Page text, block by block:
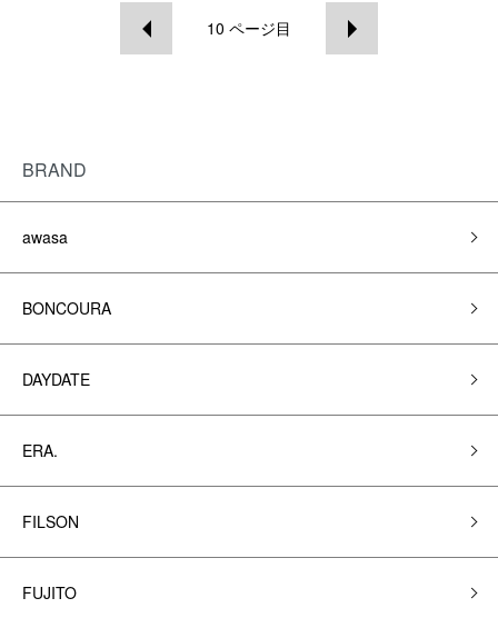
10 ページ目
BRAND
awasa
BONCOURA
DAYDATE
ERA.
FILSON
FUJITO